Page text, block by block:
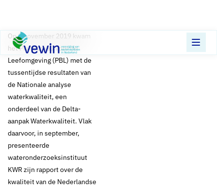
Direct naar content
Terug naar de startpagina
Op 1 november 2019 kwam
het Planbureau voor de
Leefomgeving (PBL) met de
tussentijdse resultaten van
de Nationale analyse
waterkwaliteit, een
onderdeel van de Delta-
aanpak Waterkwaliteit. Vlak
daarvoor, in september,
presenteerde
wateronderzoeksinstituut
KWR zijn rapport over de
kwaliteit van de Nederlandse